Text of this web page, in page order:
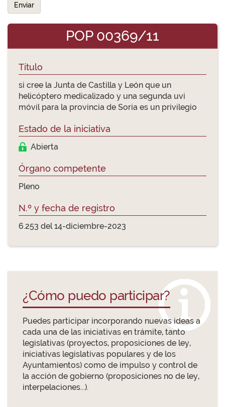
Enviar
POP 00369/11
Título
si cree la Junta de Castilla y León que un
helicóptero medicalizado y una segunda uvi
móvil para la provincia de Soria es un privilegio
Estado de la iniciativa
Abierta
Órgano competente
Pleno
N.º y fecha de registro
6.253 del 14-diciembre-2023
¿Cómo puedo participar?
Puedes participar incorporando nuevas ideas a
cada una de las iniciativas en trámite, tanto
legislativas (proyectos, proposiciones de ley,
iniciativas legislativas populares y de los
Ayuntamientos) como de impulso y control de
la acción de gobierno (proposiciones no de ley,
interpelaciones...).